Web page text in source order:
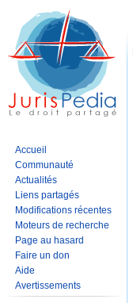
Accueil
Communauté
Actualités
Liens partagés
Modifications récentes
Moteurs de recherche
Page au hasard
Faire un don
Aide
Avertissements